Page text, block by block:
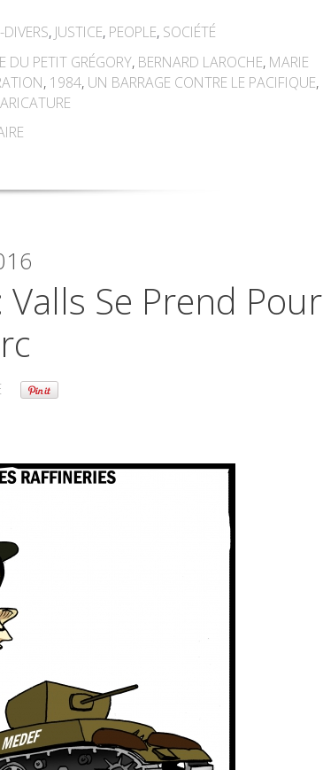
, JUSTICE, PEOPLE, SOCIÉTÉ
DU PETIT GRÉGORY, BERNARD LAROCHE, MARIE
, 1984, UN BARRAGE CONTRE LE PACIFIQUE,
Se Prend Pour